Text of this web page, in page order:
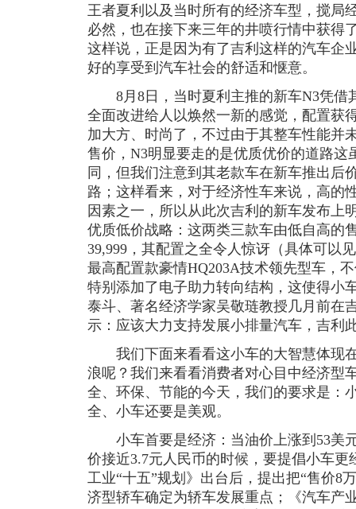
王者夏利以及当时所有的经济车型，搅局
必然，也在接下来三年的井喷行情中获得
这样说，正是因为有了吉利这样的汽车企
好的享受到汽车社会的舒适和惬意。
8月8日，当时夏利主推的新车N3凭借
全面改进给人以焕然一新的感觉，配置获
加大方、时尚了，不过由于其整车性能并
售价，N3明显要走的是优质优价的道路这
同，但我们注意到其老款车在新车推出后
路；这样看来，对于经济性车来说，高的
因素之一，所以从此次吉利的新车发布上
优质低价战略：这两类三款车由低自高的
39,999，其配置之全令人惊讶（具体可以
最高配置款豪情HQ203A技术领先型车，
特别添加了电子助力转向结构，这使得小
泰斗、著名经济学家吴敬琏教授几月前在
示：应该大力支持发展小排量汽车，吉利
我们下面来看看这小车的大智慧体现
浪呢？我们来看看消费者对心目中经济型
全、环保、节能的今天，我们的要求是：
全、小车还要是美观。
小车首要是经济：当油价上涨到53美
价接近3.7元人民币的时候，要提倡小车
工业“十五”规划》出台后，提出把“售价8
济型轿车确定为轿车发展重点；《汽车产